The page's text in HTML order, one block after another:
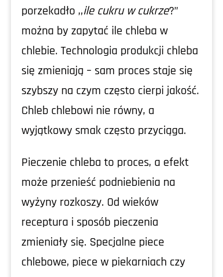
porzekadło ,,ile cukru w cukrze?”
można by zapytać ile chleba w
chlebie. Technologia produkcji chleba
się zmieniają – sam proces staje się
szybszy na czym często cierpi jakość.
Chleb chlebowi nie równy, a
wyjątkowy smak często przyciąga.
Pieczenie chleba to proces, a efekt
może przenieść podniebienia na
wyżyny rozkoszy. Od wieków
receptura i sposób pieczenia
zmieniały się. Specjalne piece
chlebowe, piece w piekarniach czy